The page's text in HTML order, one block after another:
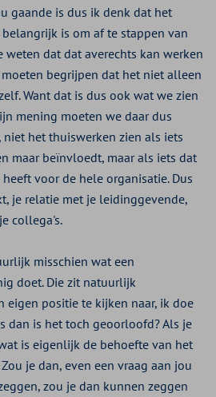
gaande is dus ik denk dat het
is om af te stappen van
dat dat averechts kan werken
begrijpen dat het niet alleen
Want dat is dus ook wat we zien
mening moeten we daar dus
het thuiswerken zien als iets
maar beïnvloedt, maar als iets dat
voor de hele organisatie. Dus
je relatie met je leidinggevende,
collega's.
misschien wat een
doet. Die zit natuurlijk
positie te kijken naar, ik doe
dan is het toch geoorloofd? Als je
is eigenlijk de behoefte van het
je dan, even een vraag aan jou
zou je dan kunnen zeggen